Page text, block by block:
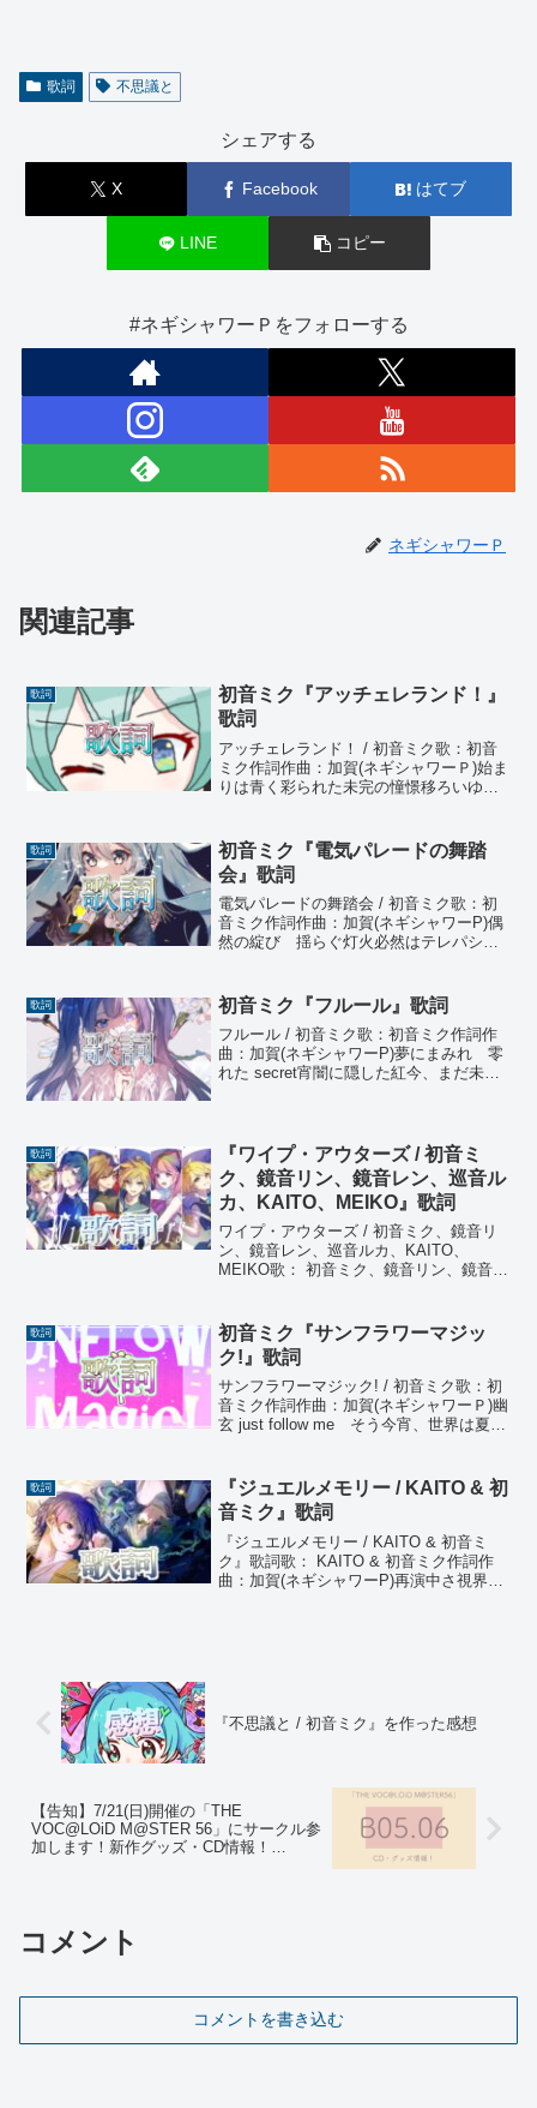
歌詞 不思議と
シェアする
X Facebook はてブ
LINE コピー
#ネギシャワーＰをフォローする
ネギシャワーＰ
関連記事
歌詞
初音ミク『アッチェレランド！』
歌詞
アッチェレランド！ / 初音ミク歌：初音
ミク作詞作曲：加賀(ネギシャワーＰ)始ま
りは青く彩られた未完の憧憬移ろいゆく
かき消すように謎めく今 解き明かしに
ゆこうと...
歌詞
初音ミク『電気パレードの舞踏
会』歌詞
電気パレードの舞踏会 / 初音ミク歌：初
音ミク作詞作曲：加賀(ネギシャワーP)偶
然の綻び 揺らぐ灯火必然はテレパシー
悍、スクリーンに映...
歌詞 初音ミク『フルール』歌詞
フルール / 初音ミク歌：初音ミク作詞作
曲：加賀(ネギシャワーP)夢にまみれ 零
れた secret宵闇に隠した紅今、まだ未来
歌詞
『ワイプ・アウターズ / 初音ミ
ク、鏡音リン、鏡音レン、巡音ル
カ、KAITO、MEIKO』歌詞
ワイプ・アウターズ / 初音ミク、鏡音リ
ン、鏡音レン、巡音ルカ、KAITO、
MEIKO歌： 初音ミク、鏡音リン、鏡音レ
アイさえ find outいま、駆け抜け...
歌詞
初音ミク『サンフラワーマジッ
ク!』歌詞
サンフラワーマジック! / 初音ミク歌：初
音ミク作詞作曲：加賀(ネギシャワーＰ)幽
玄 just follow me そう今宵、世界は夏色
情熱纏い歌う t...
歌詞
『ジュエルメモリー / KAITO & 初
音ミク』歌詞
『ジュエルメモリー / KAITO & 初音ミ
ク』歌詞歌： KAITO & 初音ミク作詞作
曲：加賀(ネギシャワーP)再演中さ視界が
『不思議と / 初音ミク』を作った感想
【告知】7/21(日)開催の「THE
VOC@LOiD M@STER 56」にサークル参
加します！新作グッズ・CD情報！
コメント
コメントを書き込む